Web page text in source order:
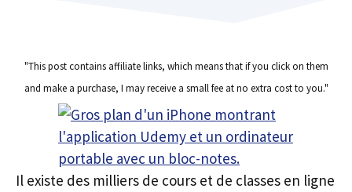
"This post contains affiliate links, which means that if you click on them
and make a purchase, I may receive a small fee at no extra cost to you."
Il existe des milliers de cours et de classes en ligne